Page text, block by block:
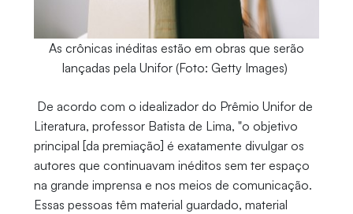
As crônicas inéditas estão em obras que serão
lançadas pela Unifor (Foto: Getty Images)
De acordo com o idealizador do Prêmio Unifor de
Literatura, professor Batista de Lima, "o objetivo
principal [da premiação] é exatamente divulgar os
autores que continuavam inéditos sem ter espaço
na grande imprensa e nos meios de comunicação.
Essas pessoas têm material guardado, material